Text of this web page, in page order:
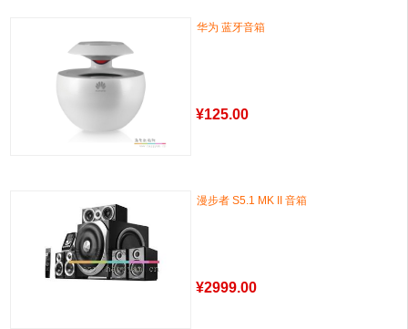
华为 蓝牙音箱
¥125.00
漫步者 S5.1 MK II 音箱
¥2999.00